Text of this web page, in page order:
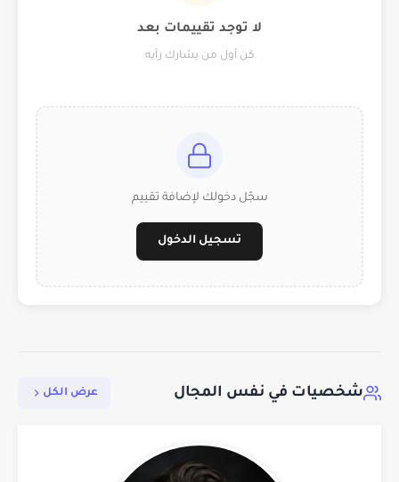
لا توجد تقييمات بعد
كن أول من يشارك رأيه
سجّل دخولك لإضافة تقييم
تسجيل الدخول
شخصيات في نفس المجال عرض الكل